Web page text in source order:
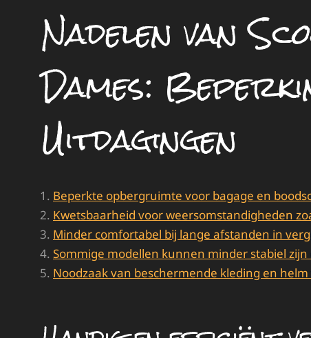
Nadelen van
Dames:
Uitdagingen
Beperkte opbergruimte voor bagage en
Kwetsbaarheid voor weersomstandigheden
Minder comfortabel bij lange afstanden in
Sommige modellen kunnen minder stabiel
Noodzaak van beschermende kleding en